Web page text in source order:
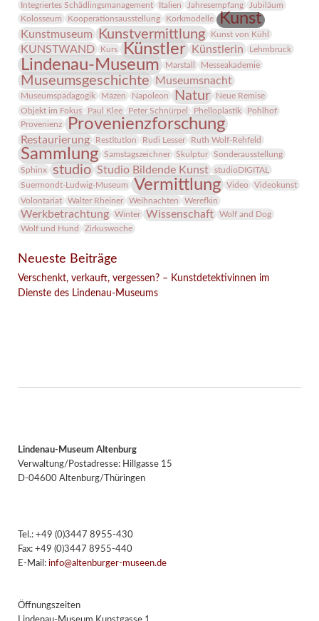
Integriertes Schädlingsmanagement
Italien Jahresempfang
Jubiläum
Kolosseum
Kooperationsausstellung Korkmodelle Kunst
Kunstmuseum Kunstvermittlung Kunst von Kühl
KUNSTWAND Kurs Künstler Künstlerin Lehmbruck
Lindenau-Museum Marstall Messeakademie
Museumsgeschichte Museumsnacht
Museumspädagogik Mäzen Napoleon Natur
Neue Remise
Objekt im Fokus
Paul Klee Peter Schnürpel Phelloplastik
Pohlhof
Provenienz
Provenienzforschung
Restaurierung Restitution Rudi Lesser Ruth Wolf-Rehfeld
Sammlung Samstagszeichner Skulptur
Sonderausstellung
Sphinx
studio Studio Bildende Kunst
studioDIGITAL
Suermondt-Ludwig-Museum
Vermittlung Video
Videokunst
Volontariat
Walter Rheiner Weihnachten Werefkin
Werkbetrachtung Winter Wissenschaft
Wolf and Dog
Wolf und Hund
Zirkuswoche
Neueste Beiträge
Verschenkt, verkauft, vergessen? – Kunstdetektivinnen im
Dienste des Lindenau-Museums
Lindenau-Museum Altenburg
Verwaltung/Postadresse: Hillgasse 15
D-04600 Altenburg/Thüringen
Tel.: +49 (0)3447 8955-430
Fax: +49 (0)3447 8955-440
E-Mail: info@altenburger-museen.de
Öffnungszeiten